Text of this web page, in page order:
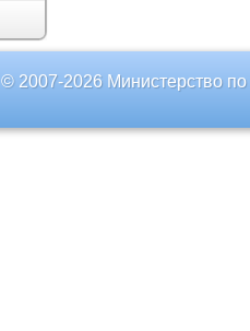
© 2007-2026 Министерство